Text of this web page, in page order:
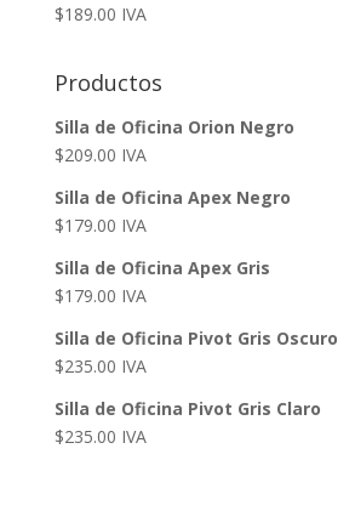
$189.00 IVA
Productos
Silla de Oficina Orion Negro
$209.00 IVA
Silla de Oficina Apex Negro
$179.00 IVA
Silla de Oficina Apex Gris
$179.00 IVA
Silla de Oficina Pivot Gris Oscuro
$235.00 IVA
Silla de Oficina Pivot Gris Claro
$235.00 IVA